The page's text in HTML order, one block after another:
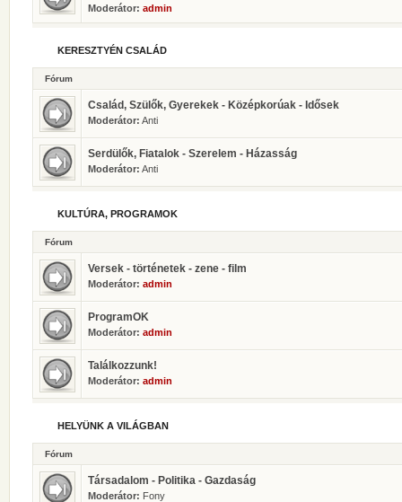
Moderátor: admin
KERESZTYÉN CSALÁD
Fórum
Család, Szülők, Gyerekek - Középkorúak - Idősek
Moderátor: Anti
Serdülők, Fiatalok - Szerelem - Házasság
Moderátor: Anti
KULTÚRA, PROGRAMOK
Fórum
Versek - történetek - zene - film
Moderátor: admin
ProgramOK
Moderátor: admin
Találkozzunk!
Moderátor: admin
HELYÜNK A VILÁGBAN
Fórum
Társadalom - Politika - Gazdaság
Moderátor: Fony